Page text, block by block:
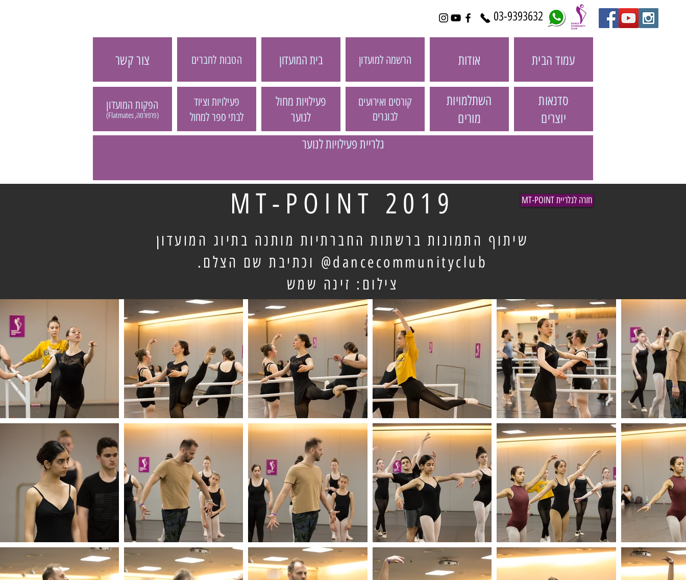
03-9393632
צור קשר הטבות לחברים בית המועדון הרשמה למועדון אודות עמוד הבית
הפקות המועדון
(פרפורמה, Flatmates)
פעילויות וציוד
לבתי ספר למחול
פעילויות מחול
לנוער
קורסים ואירועים
לבוגרים
השתלמויות
מורים
סדנאות
יוצרים
גלריית פעילויות לנוער
MT-POINT 2019 MT-POINT חזרה לגלריית
שיתוף התמונות ברשתות החברתיות מותנה בתיוג המועדון
dancecommunityclub@
וכתיבת שם הצלם.
צילום: זינה שמש